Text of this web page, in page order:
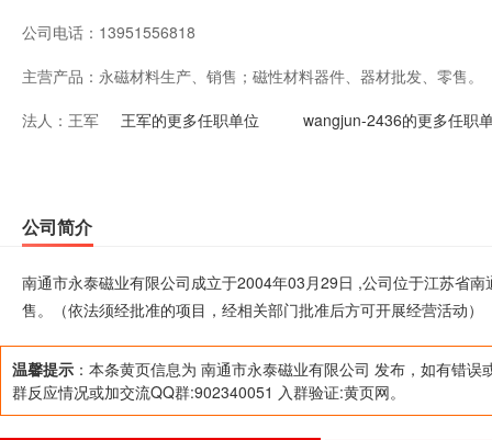
公司电话： 13951556818
主营产品： 永磁材料生产、销售；磁性材料器件、器材批发、零售
批准后方可开展经营活动）
法人： 王军 王军的更多任职单位 wangjun-2436的更多任职
公司简介
南通市永泰磁业有限公司成立于2004年03月29日 ,公司位于江苏省
售。（依法须经批准的项目，经相关部门批准后方可开展经营活动）
温馨提示 ：本条黄页信息为 南通市永泰磁业有限公司 发布，如有错误
群反应情况或加交流QQ群:902340051 入群验证:黄页网。